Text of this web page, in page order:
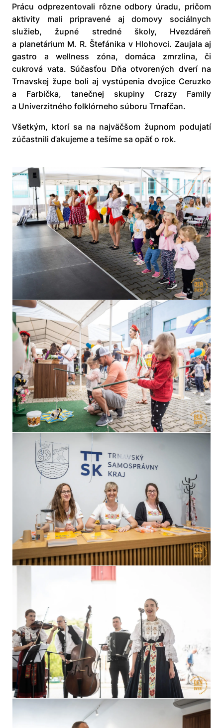
Prácu odprezentovali rôzne odbory úradu, pričom
aktivity mali pripravené aj domovy sociálnych
služieb, župné stredné školy, Hvezdáreň
a planetárium M. R. Štefánika v Hlohovci. Zaujala aj
gastro a wellness zóna, domáca zmrzlina, či
cukrová vata. Súčasťou Dňa otvorených dverí na
Trnavskej župe boli aj vystúpenia dvojice Ceruzko
a Farbička, tanečnej skupiny Crazy Family
a Univerzitného folklórneho súboru Trnafčan.
Všetkým, ktorí sa na najväčšom župnom podujatí
zúčastnili ďakujeme a tešíme sa opäť o rok.